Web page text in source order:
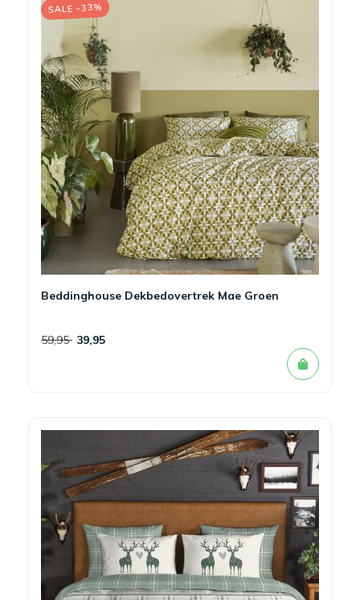
SALE -33%
Beddinghouse Dekbedovertrek Mae Groen
59,95 39,95